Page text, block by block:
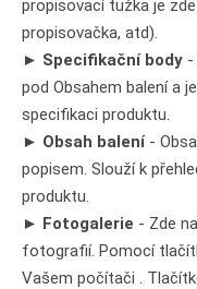
propisovací tužka je
propisovačka, atd).
► Specifikační body -
pod Obsahem balení a
specifikaci produktu.
► Obsah balení-
popisem. Slouží k
produktu.
► Fotogalerie - Zde
fotografií. Pomocí
Vašem počítači .